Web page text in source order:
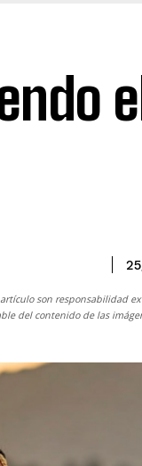
son responsabilidad
del contenido de las